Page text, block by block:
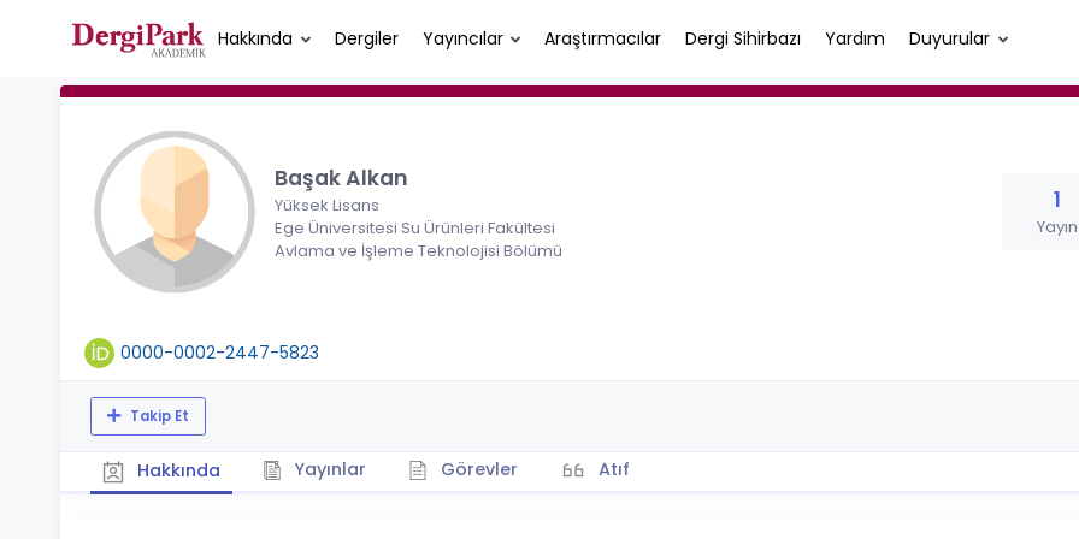
Hakkında Dergiler Yayıncılar Araştırmacılar Dergi Sihirbazı Yardım Duyurular
Başak Alkan
Yüksek Lisans
Ege Üniversitesi Su Ürünleri Fakültesi
Avlama ve İşleme Teknolojisi Bölümü
1
Yayın
0000-0002-2447-5823
Takip Et
Hakkında Yayınlar Görevler Atıf